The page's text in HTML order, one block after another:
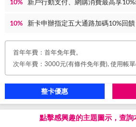
10% 新戶行動支付、網購消費最高享
10% 新卡申辦指定五大通路加碼10%回饋
首年年費：首年免年費。
整卡優惠
點擊感興趣的主題圖示，查詢